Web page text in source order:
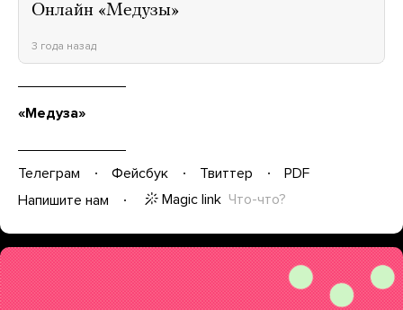
Онлайн «Медузы»
3 года назад
«Медуза»
Телеграм Фейсбук Твиттер
PDF
Напишите нам
Magic link Что-что?